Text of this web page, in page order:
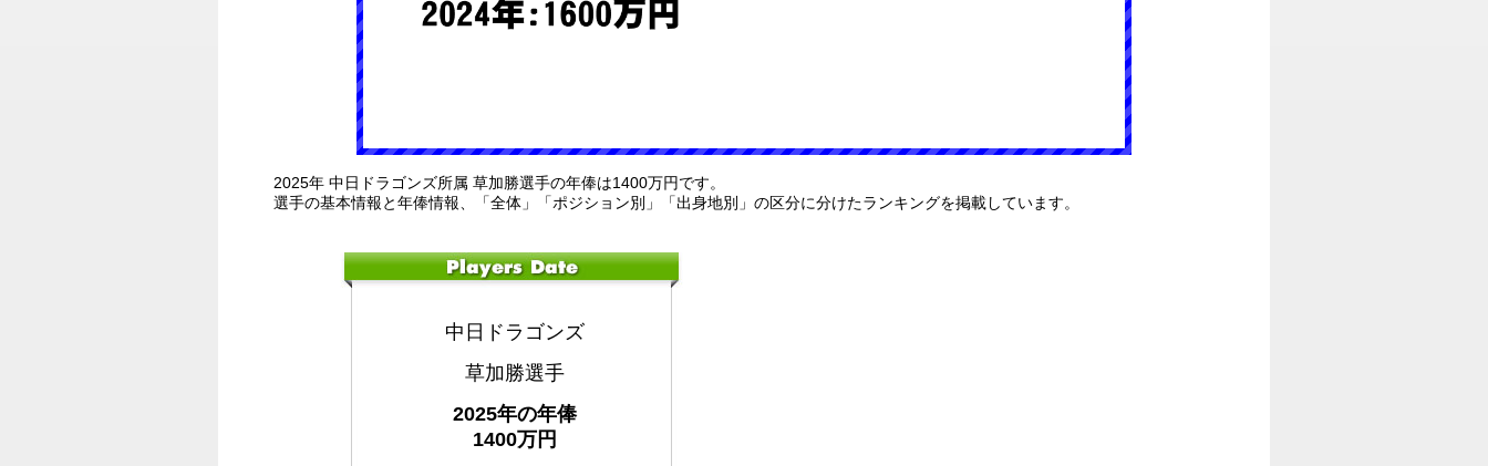
2025年 中日ドラゴンズ所属 草加勝選手の年俸は1400万円です。
選手の基本情報と年俸情報、「全体」「ポジション別」「出身地別」の区分に分けたランキングを掲載しています。
中日ドラゴンズ
草加勝選手
2025年の年俸
1400万円